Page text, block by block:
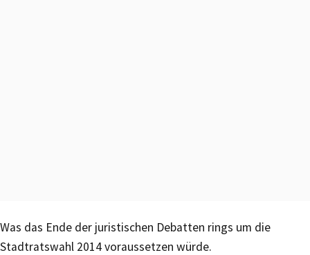
Was das Ende der juristischen Debatten rings um die
Stadtratswahl 2014 voraussetzen würde.